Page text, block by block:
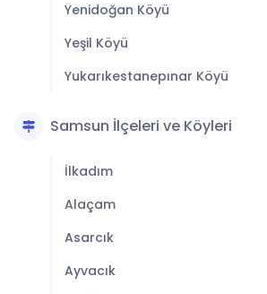
Yenidoğan Köyü
Yeşil Köyü
Yukarıkestanepınar Köyü
Samsun İlçeleri ve Köyleri
İlkadım
Alaçam
Asarcık
Ayvacık